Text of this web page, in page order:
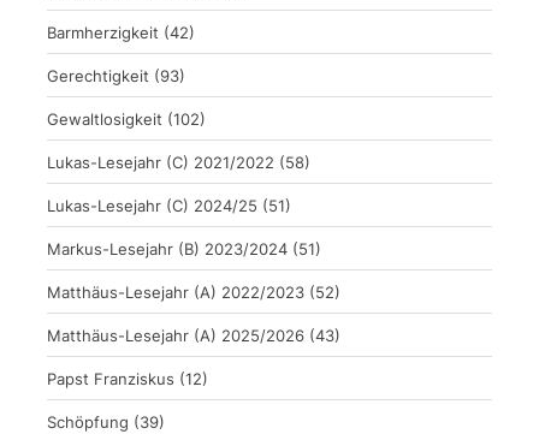
Barmherzigkeit (42)
Gerechtigkeit (93)
Gewaltlosigkeit (102)
Lukas-Lesejahr (C) 2021/2022 (58)
Lukas-Lesejahr (C) 2024/25 (51)
Markus-Lesejahr (B) 2023/2024 (51)
Matthäus-Lesejahr (A) 2022/2023 (52)
Matthäus-Lesejahr (A) 2025/2026 (43)
Papst Franziskus (12)
Schöpfung (39)